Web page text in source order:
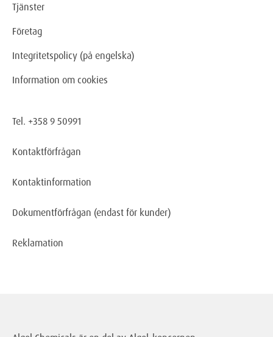
Tjänster
Företag
Integritetspolicy (på engelska)
Information om cookies
Tel. +358 9 50991
Kontaktförfrågan
Kontaktinformation
Dokumentförfrågan (endast för kunder)
Reklamation